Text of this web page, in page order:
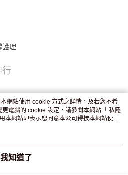
4個工作天到店，7天內取。逾期後
護理
行
網站使用 cookie 方式之詳情，及若您不希
電腦的 cookie 設定，請參閱本網站「 私隱
本網站即表示您同意本公司得按本網站使用
我知道了